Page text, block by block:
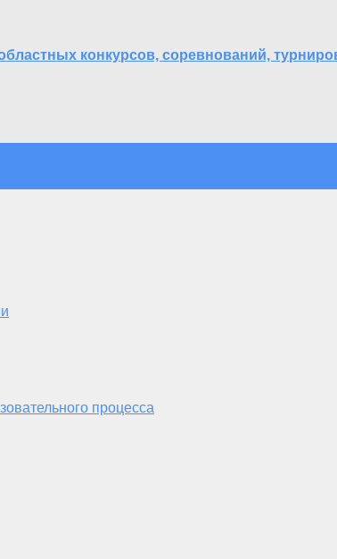
конкурсов, соревнований,
процесса